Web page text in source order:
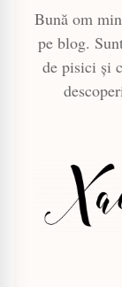
Bună om
pe blog.
de pisici și